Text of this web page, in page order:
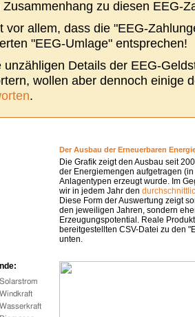
zu diesen EEG-
vor allem, dass die "EEG-
"EEG-Umlage" entsprechen!
unzähligen Details der EEG-
wollen aber dennoch einige
.
Der Ausbau der Erneuerbaren
Die Grafik zeigt den Ausbau seit
der Energiemengen aufgetragen
Anlagentypen erzeugt wurde. Im
wir in jedem Jahr den
Diese Form der Auswertung zeigt
den jeweiligen Jahren, sondern
Erzeugungspotential. Reale
bereitgestellten CSV-Datei zu den
unten.